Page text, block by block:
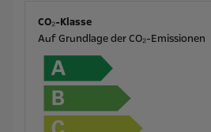
CO₂-Klasse
Auf Grundlage der CO₂-Emissionen